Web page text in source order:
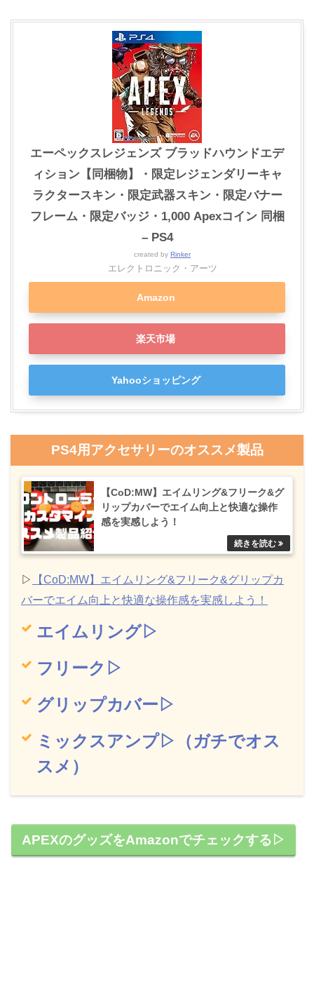
エーペックスレジェンズ ブラッドハウンドエデ
ィション【同梱物】・限定レジェンダリーキャ
ラクタースキン・限定武器スキン・限定バナー
フレーム・限定バッジ・1,000 Apexコイン 同梱
– PS4
created by Rinker
エレクトロニック・アーツ
Amazon
楽天市場
Yahooショッピング
PS4用アクセサリーのオススメ製品
【CoD:MW】エイムリング&フリーク&グ
リップカバーでエイム向上と快適な操作
感を実感しよう！
▷
【CoD:MW】エイムリング&フリーク&グリップカ
バーでエイム向上と快適な操作感を実感しよう！
エイムリング▷
フリーク▷
グリップカバー▷
ミックスアンプ▷（ガチでオス
スメ）
APEXのグッズをAmazonでチェックする▷